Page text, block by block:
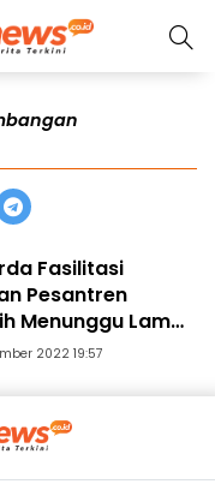
Fasilitasi
Pesantren
Menunggu Lampu
2022 19:57